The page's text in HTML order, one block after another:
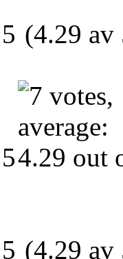
(4.29 av
(4.29 av